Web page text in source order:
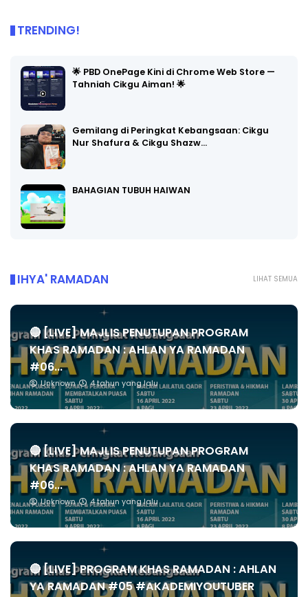
TRENDING!
🌟 PBD OnePage Kini di Chrome Web Store —
Tahniah Cikgu Aiman! 🌟
Gemilang di Peringkat Kebangsaan: Cikgu
Nur Shafura & Cikgu Shazw…
BAHAGIAN TUBUH HAIWAN
LIHAT SEMUA
IHYA' RAMADAN
🔴 [LIVE] MAJLIS PENUTUPAN PROGRAM
KHAS RAMADAN : AHLAN YA RAMADAN
#06...
Unknown 4 tahun yang lalu
🔴 [LIVE] MAJLIS PENUTUPAN PROGRAM
KHAS RAMADAN : AHLAN YA RAMADAN
#06...
Unknown 4 tahun yang lalu
🔴 [LIVE] PROGRAM KHAS RAMADAN : AHLAN
YA RAMADAN #05 #AKADEMIYOUTUBER